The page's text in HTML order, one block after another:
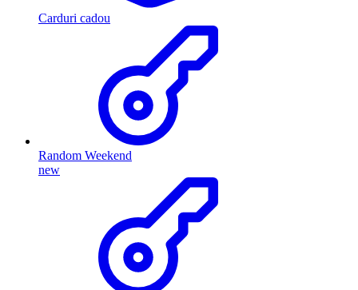
Carduri cadou
Random Weekend
new